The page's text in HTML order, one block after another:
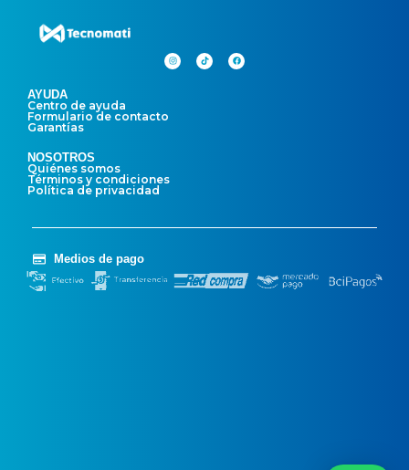
AYUDA
Centro de ayuda
Formulario de contacto
Garantías
NOSOTROS
Quiénes somos
Términos y condiciones
Política de privacidad
Medios de pago